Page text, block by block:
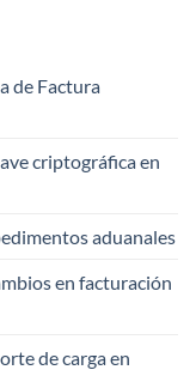
de Factura
criptográfica en
aduanales
en facturación
de carga en